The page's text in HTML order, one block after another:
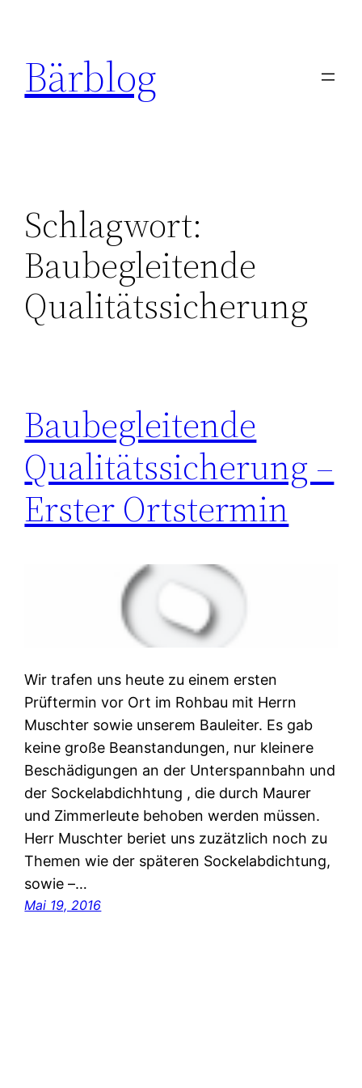
springen
Bärblog
Schlagwort:
Baubegleitende
Qualitätssicherung
Baubegleitende
Qualitätssicherung –
Erster Ortstermin
Wir trafen uns heute zu einem ersten
Prüftermin vor Ort im Rohbau mit Herrn
Muschter sowie unserem Bauleiter. Es gab
keine große Beanstandungen, nur kleinere
Beschädigungen an der Unterspannbahn und
der Sockelabdichhtung , die durch Maurer
und Zimmerleute behoben werden müssen.
Herr Muschter beriet uns zuzätzlich noch zu
Themen wie der späteren Sockelabdichtung,
sowie –…
Mai 19, 2016